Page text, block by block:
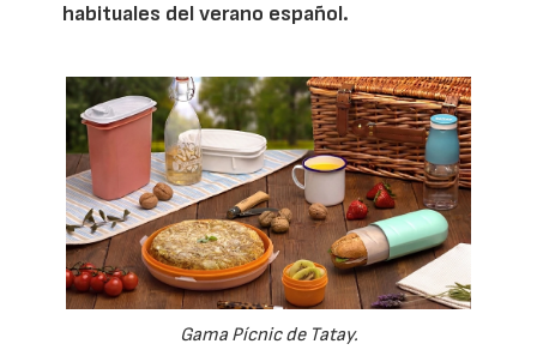
habituales del verano español.
Gama Pícnic de Tatay.